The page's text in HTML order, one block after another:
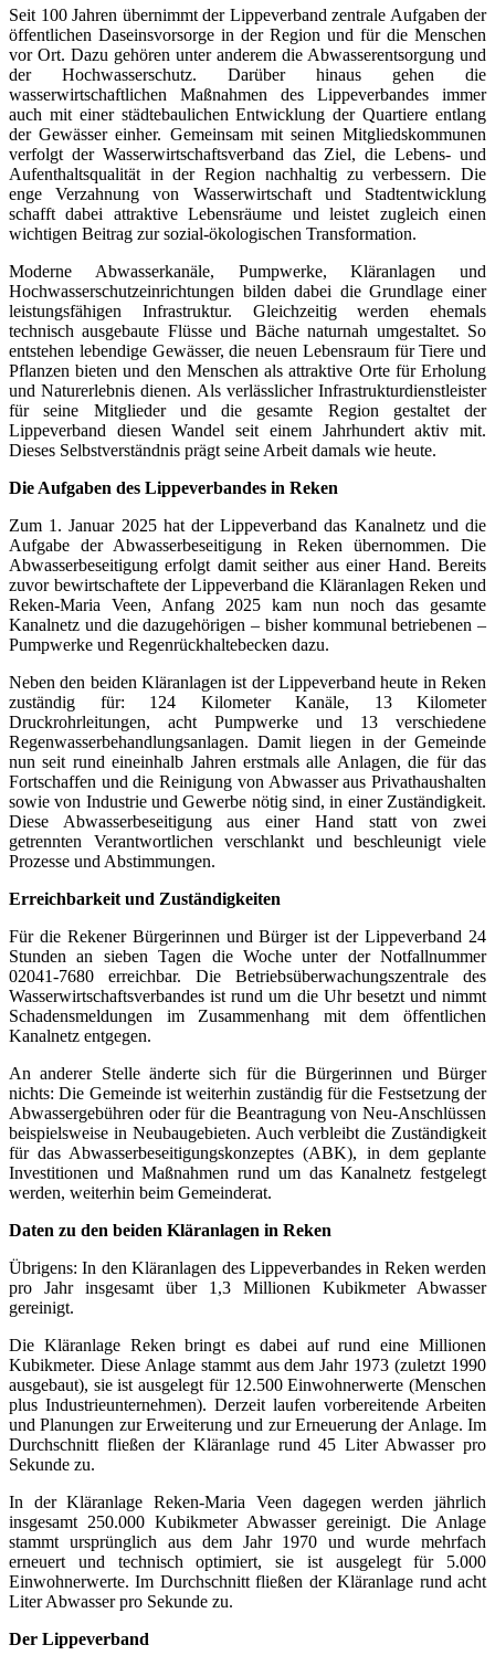
Seit 100 Jahren übernimmt der Lippeverband zentrale Aufgaben der
öffentlichen Daseinsvorsorge in der Region und für die Menschen
vor Ort. Dazu gehören unter anderem die Abwasserentsorgung und
der Hochwasserschutz. Darüber hinaus gehen die
wasserwirtschaftlichen Maßnahmen des Lippeverbandes immer
auch mit einer städtebaulichen Entwicklung der Quartiere entlang
der Gewässer einher. Gemeinsam mit seinen Mitgliedskommunen
verfolgt der Wasserwirtschaftsverband das Ziel, die Lebens- und
Aufenthaltsqualität in der Region nachhaltig zu verbessern. Die
enge Verzahnung von Wasserwirtschaft und Stadtentwicklung
schafft dabei attraktive Lebensräume und leistet zugleich einen
wichtigen Beitrag zur sozial-ökologischen Transformation.
Moderne Abwasserkanäle, Pumpwerke, Kläranlagen und
Hochwasserschutzeinrichtungen bilden dabei die Grundlage einer
leistungsfähigen Infrastruktur. Gleichzeitig werden ehemals
technisch ausgebaute Flüsse und Bäche naturnah umgestaltet. So
entstehen lebendige Gewässer, die neuen Lebensraum für Tiere und
Pflanzen bieten und den Menschen als attraktive Orte für Erholung
und Naturerlebnis dienen. Als verlässlicher Infrastrukturdienstleister
für seine Mitglieder und die gesamte Region gestaltet der
Lippeverband diesen Wandel seit einem Jahrhundert aktiv mit.
Dieses Selbstverständnis prägt seine Arbeit damals wie heute.
Die Aufgaben des Lippeverbandes in Reken
Zum 1. Januar 2025 hat der Lippeverband das Kanalnetz und die
Aufgabe der Abwasserbeseitigung in Reken übernommen. Die
Abwasserbeseitigung erfolgt damit seither aus einer Hand. Bereits
zuvor bewirtschaftete der Lippeverband die Kläranlagen Reken und
Reken-Maria Veen, Anfang 2025 kam nun noch das gesamte
Kanalnetz und die dazugehörigen – bisher kommunal betriebenen –
Pumpwerke und Regenrückhaltebecken dazu.
Neben den beiden Kläranlagen ist der Lippeverband heute in Reken
zuständig für: 124 Kilometer Kanäle, 13 Kilometer
Druckrohrleitungen, acht Pumpwerke und 13 verschiedene
Regenwasserbehandlungsanlagen. Damit liegen in der Gemeinde
nun seit rund eineinhalb Jahren erstmals alle Anlagen, die für das
Fortschaffen und die Reinigung von Abwasser aus Privathaushalten
sowie von Industrie und Gewerbe nötig sind, in einer Zuständigkeit.
Diese Abwasserbeseitigung aus einer Hand statt von zwei
getrennten Verantwortlichen verschlankt und beschleunigt viele
Prozesse und Abstimmungen.
Erreichbarkeit und Zuständigkeiten
Für die Rekener Bürgerinnen und Bürger ist der Lippeverband 24
Stunden an sieben Tagen die Woche unter der Notfallnummer
02041-7680 erreichbar. Die Betriebsüberwachungszentrale des
Wasserwirtschaftsverbandes ist rund um die Uhr besetzt und nimmt
Schadensmeldungen im Zusammenhang mit dem öffentlichen
Kanalnetz entgegen.
An anderer Stelle änderte sich für die Bürgerinnen und Bürger
nichts: Die Gemeinde ist weiterhin zuständig für die Festsetzung der
Abwassergebühren oder für die Beantragung von Neu-Anschlüssen
beispielsweise in Neubaugebieten. Auch verbleibt die Zuständigkeit
für das Abwasserbeseitigungskonzeptes (ABK), in dem geplante
Investitionen und Maßnahmen rund um das Kanalnetz festgelegt
werden, weiterhin beim Gemeinderat.
Daten zu den beiden Kläranlagen in Reken
Übrigens: In den Kläranlagen des Lippeverbandes in Reken werden
pro Jahr insgesamt über 1,3 Millionen Kubikmeter Abwasser
gereinigt.
Die Kläranlage Reken bringt es dabei auf rund eine Millionen
Kubikmeter. Diese Anlage stammt aus dem Jahr 1973 (zuletzt 1990
ausgebaut), sie ist ausgelegt für 12.500 Einwohnerwerte (Menschen
plus Industrieunternehmen). Derzeit laufen vorbereitende Arbeiten
und Planungen zur Erweiterung und zur Erneuerung der Anlage. Im
Durchschnitt fließen der Kläranlage rund 45 Liter Abwasser pro
Sekunde zu.
In der Kläranlage Reken-Maria Veen dagegen werden jährlich
insgesamt 250.000 Kubikmeter Abwasser gereinigt. Die Anlage
stammt ursprünglich aus dem Jahr 1970 und wurde mehrfach
erneuert und technisch optimiert, sie ist ausgelegt für 5.000
Einwohnerwerte. Im Durchschnitt fließen der Kläranlage rund acht
Liter Abwasser pro Sekunde zu.
Der Lippeverband